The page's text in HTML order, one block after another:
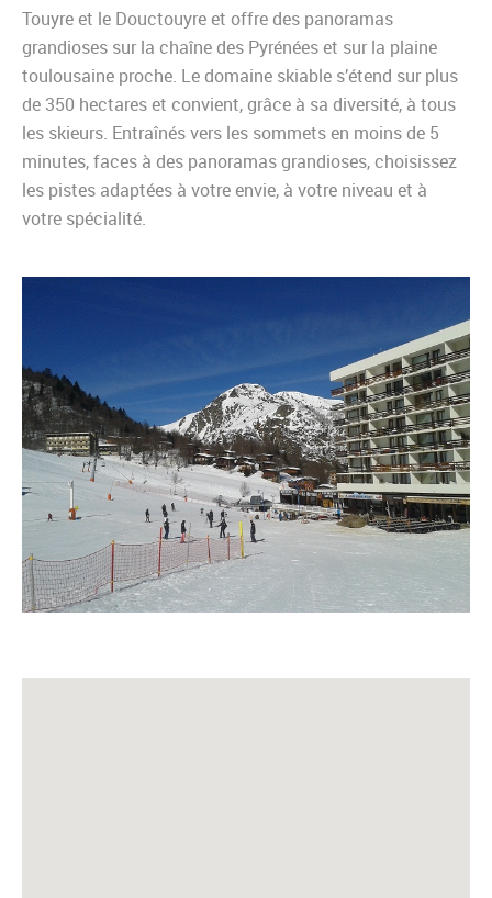
Touyre et le Douctouyre et offre des panoramas
grandioses sur la chaîne des Pyrénées et sur la plaine
toulousaine proche. Le domaine skiable s’étend sur plus
de 350 hectares et convient, grâce à sa diversité, à tous
les skieurs. Entraînés vers les sommets en moins de 5
minutes, faces à des panoramas grandioses, choisissez
les pistes adaptées à votre envie, à votre niveau et à
votre spécialité.